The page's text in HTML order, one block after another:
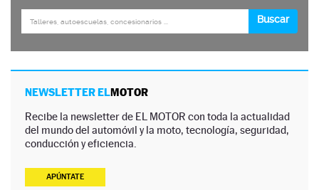
NEWSLETTER ELMOTOR
Recibe la newsletter de EL MOTOR con toda la actualidad
del mundo del automóvil y la moto, tecnología, seguridad,
conducción y eficiencia.
APÚNTATE